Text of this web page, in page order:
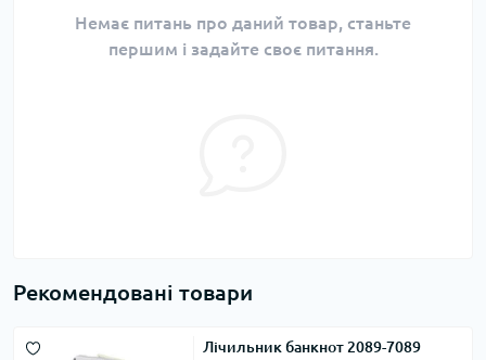
Немає питань про даний товар, станьте
першим і задайте своє питання.
Рекомендовані товари
Лічильник банкнот 2089-7089